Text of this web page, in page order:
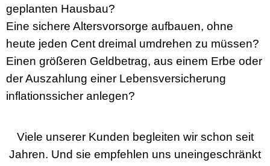
geplanten Hausbau?
Eine sichere Altersvorsorge aufbauen, ohne
heute jeden Cent dreimal umdrehen zu müssen?
Einen größeren Geldbetrag, aus einem Erbe oder
der Auszahlung einer Lebensversicherung
inflationssicher anlegen?
Viele unserer Kunden begleiten wir schon seit
Jahren. Und sie empfehlen uns uneingeschränkt